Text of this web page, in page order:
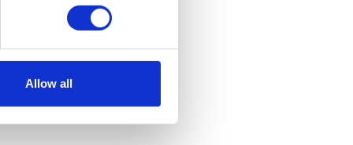
Allow all
este